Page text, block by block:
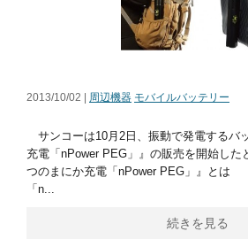
2013/10/02 | 周辺機器 モバイルバッテリー
サンコーは10月2日、振動で発電するバ
充電「nPower PEG」』の販売を開始した
つのまにか充電「nPower PEG」』とは
「n...
続きを見る